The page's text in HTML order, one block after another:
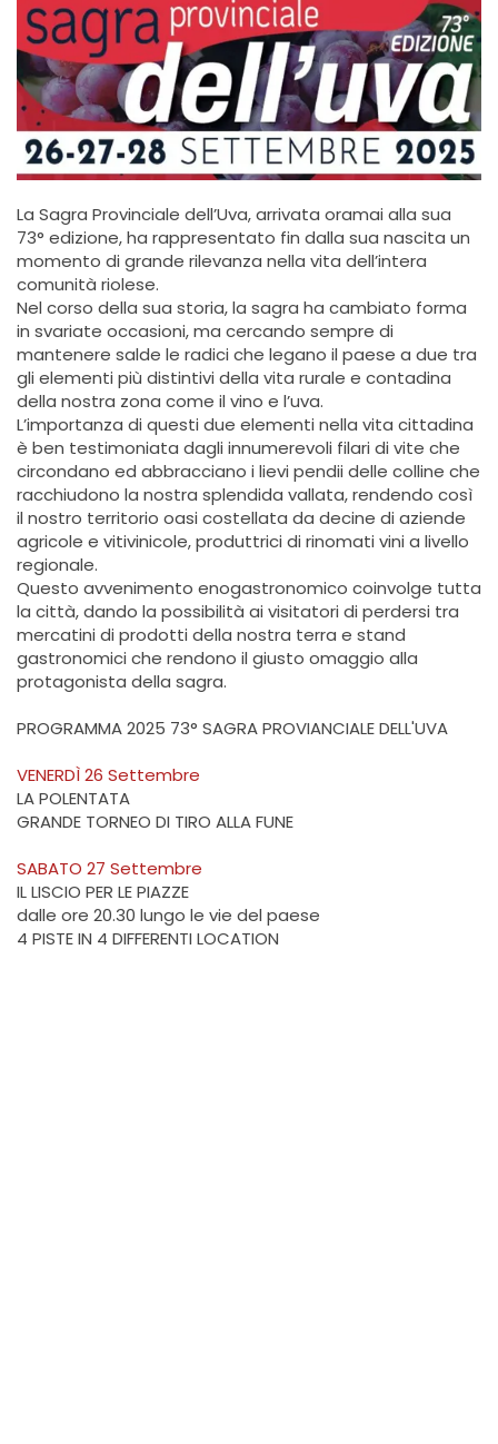
La Sagra Provinciale dell’Uva, arrivata oramai alla sua
73° edizione, ha rappresentato fin dalla sua nascita un
momento di grande rilevanza nella vita dell’intera
comunità riolese.
Nel corso della sua storia, la sagra ha cambiato forma
in svariate occasioni, ma cercando sempre di
mantenere salde le radici che legano il paese a due tra
gli elementi più distintivi della vita rurale e contadina
della nostra zona come il vino e l’uva.
L’importanza di questi due elementi nella vita cittadina
è ben testimoniata dagli innumerevoli filari di vite che
circondano ed abbracciano i lievi pendii delle colline che
racchiudono la nostra splendida vallata, rendendo così
il nostro territorio oasi costellata da decine di aziende
agricole e vitivinicole, produttrici di rinomati vini a livello
regionale.
Questo avvenimento enogastronomico coinvolge tutta
la città, dando la possibilità ai visitatori di perdersi tra
mercatini di prodotti della nostra terra e stand
gastronomici che rendono il giusto omaggio alla
protagonista della sagra.
PROGRAMMA 2025 73° SAGRA PROVIANCIALE DELL'UVA
VENERDÌ 26 Settembre
LA POLENTATA
GRANDE TORNEO DI TIRO ALLA FUNE
SABATO 27 Settembre
IL LISCIO PER LE PIAZZE
dalle ore 20.30 lungo le vie del paese
4 PISTE IN 4 DIFFERENTI LOCATION